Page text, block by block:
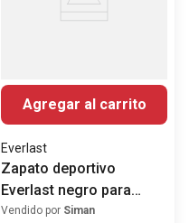
Agregar al carrito
Everlast
Zapato deportivo
Everlast negro para
hombre
Vendido por Siman